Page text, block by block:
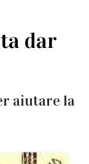
dar
aiutare la